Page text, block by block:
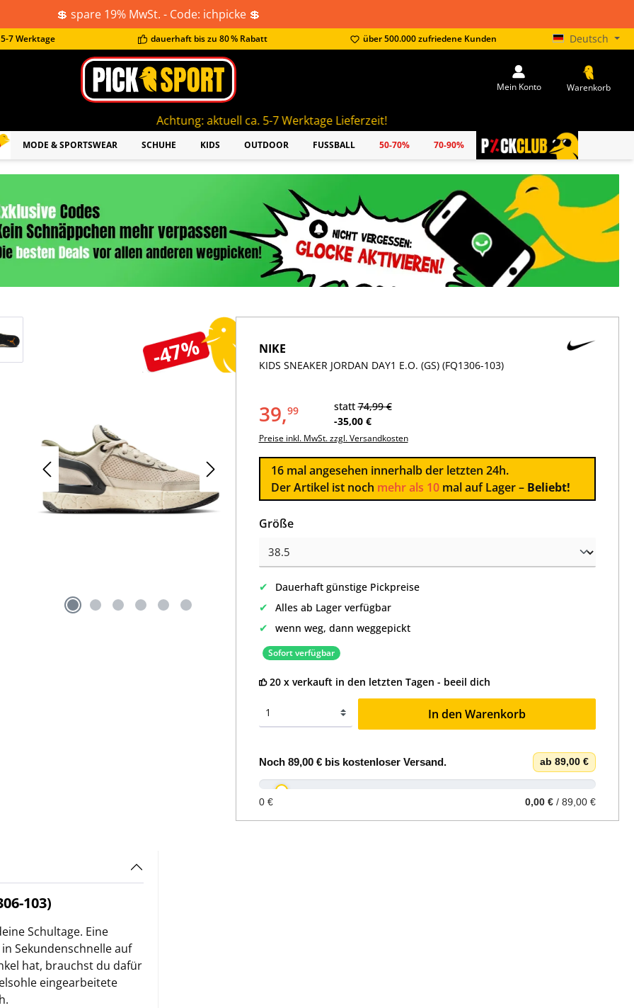
💲 spare 19% MwSt. - Code: ichpicke 💲
7 Werktage dauerhaft bis zu 80 % Rabatt über 500.000 zufriedene Kunden Deutsch
Achtung: aktuell ca. 5-7 Werktage Lieferzeit!
Mein Konto Warenkorb
MODE & SPORTSWEAR SCHUHE KIDS OUTDOOR FUSSBALL 50-70% 70-90% PICKCLUB
-47% NIKE
KIDS SNEAKER JORDAN DAY1 E.O. (GS) (FQ1306-103)
39,99 statt74,99 €
-35,00 €
Preise inkl. MwSt. zzgl. Versandkosten
16mal angesehen innerhalb der letzten 24h.
Der Artikel ist noch mehr als 10mal auf Lager – Beliebt!
Größeauswählen
✔ Dauerhaft günstige Pickpreise
✔ Alles ab Lager verfügbar
✔ wenn weg, dann weggepickt
Sofort verfügbar
20 x verkauft in den letzten Tagen - beeil dich
In den Warenkorb
Noch 89,00 €bis kostenloser Versand. ab 89,00 €
0 € 0,00 € / 89,00 €
103)
Schultage. Eine
Sekundenschnelle auf
hat, brauchst du dafür
eingearbeitete